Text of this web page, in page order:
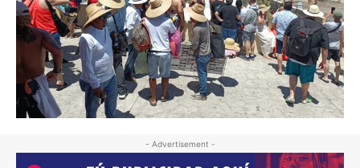
- Advertisement -